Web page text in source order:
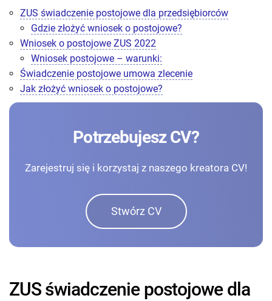
ZUS świadczenie postojowe dla przedsiębiorców
Gdzie złożyć wniosek o postojowe?
Wniosek o postojowe ZUS 2022
Wniosek postojowe – warunki:
Świadczenie postojowe umowa zlecenie
Jak złożyć wniosek o postojowe?
Potrzebujesz CV?
Zarejestruj się i korzystaj z naszego kreatora CV!
Stwórz CV
ZUS świadczenie postojowe dla